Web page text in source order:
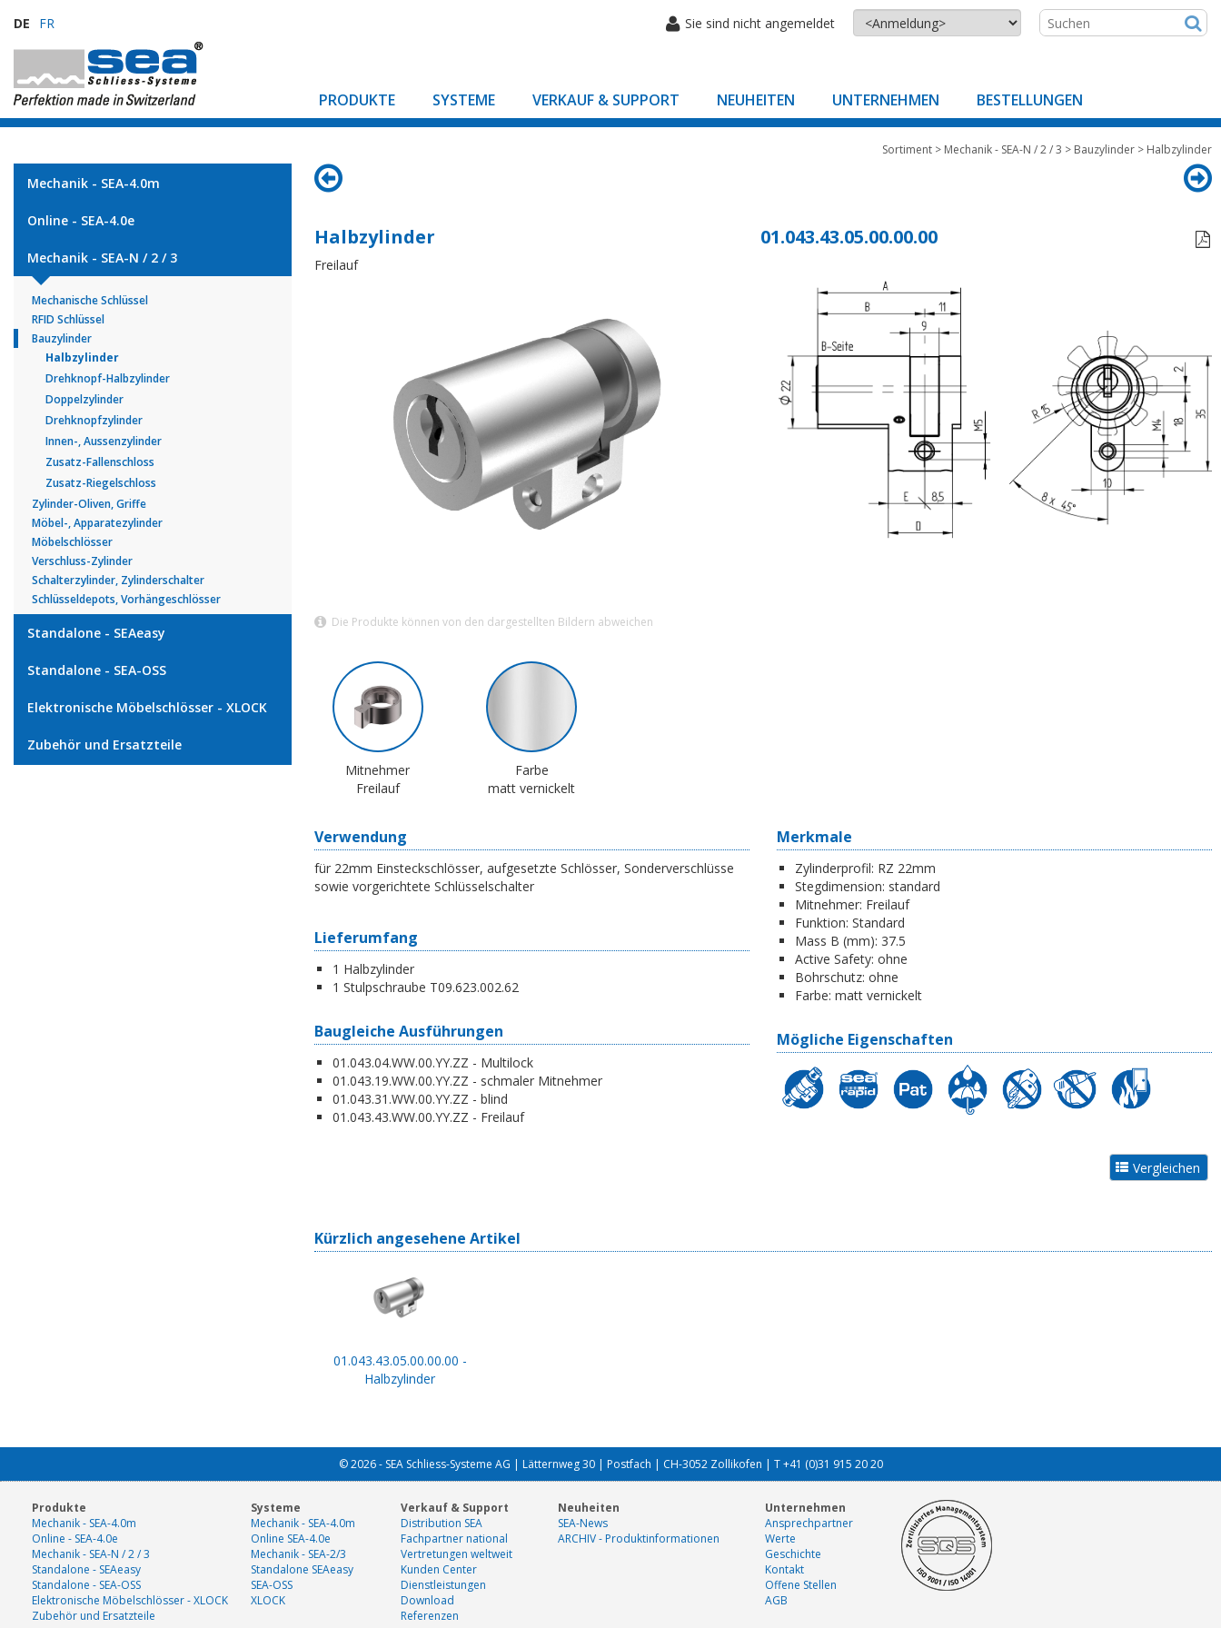
DE FR Sie sind nicht angemeldet
PRODUKTE SYSTEME VERKAUF & SUPPORT NEUHEITEN UNTERNEHMEN BESTELLUNGEN
Mechanik - SEA-4.0m
Online - SEA-4.0e
Mechanik - SEA-N / 2 / 3
Mechanische Schlüssel
RFID Schlüssel
Bauzylinder
Halbzylinder
Drehknopf-Halbzylinder
Doppelzylinder
Drehknopfzylinder
Innen-, Aussenzylinder
Zusatz-Fallenschloss
Zusatz-Riegelschloss
Zylinder-Oliven, Griffe
Möbel-, Apparatezylinder
Möbelschlösser
Verschluss-Zylinder
Schalterzylinder, Zylinderschalter
Schlüsseldepots, Vorhängeschlösser
Standalone - SEAeasy
Standalone - SEA-OSS
Elektronische Möbelschlösser - XLOCK
Zubehör und Ersatzteile
Sortiment > Mechanik - SEA-N / 2 / 3 > Bauzylinder > Halbzylinder
Halbzylinder 01.043.43.05.00.00.00

Freilauf
Die Produkte können von den dargestellten Bildern abweichen
Mitnehmer
Freilauf
Farbe
matt vernickelt
Verwendung
für 22mm Einsteckschlösser, aufgesetzte Schlösser, Sonderverschlüsse
sowie vorgerichtete Schlüsselschalter
Lieferumfang
1 Halbzylinder
1 Stulpschraube T09.623.002.62
Baugleiche Ausführungen
01.043.04.WW.00.YY.ZZ - Multilock
01.043.19.WW.00.YY.ZZ - schmaler Mitnehmer
01.043.31.WW.00.YY.ZZ - blind
01.043.43.WW.00.YY.ZZ - Freilauf
Merkmale
Zylinderprofil: RZ 22mm
Stegdimension: standard
Mitnehmer: Freilauf
Funktion: Standard
Mass B (mm): 37.5
Active Safety: ohne
Bohrschutz: ohne
Farbe: matt vernickelt
Mögliche Eigenschaften
Kürzlich angesehene Artikel
01.043.43.05.00.00.00 -
Halbzylinder
© 2026 - SEA Schliess-Systeme AG | Lätternweg 30 | Postfach | CH-3052 Zollikofen | T +41 (0)31 915 20 20
Produkte
Mechanik - SEA-4.0m
Online - SEA-4.0e
Mechanik - SEA-N / 2 / 3
Standalone - SEAeasy
Standalone - SEA-OSS
Elektronische Möbelschlösser - XLOCK
Zubehör und Ersatzteile
Systeme
Mechanik - SEA-4.0m
Online SEA-4.0e
Mechanik - SEA-2/3
Standalone SEAeasy
SEA-OSS
XLOCK
Verkauf & Support
Distribution SEA
Fachpartner national
Vertretungen weltweit
Kunden Center
Dienstleistungen
Download
Referenzen
Neuheiten
SEA-News
ARCHIV - Produktinformationen
Unternehmen
Ansprechpartner
Werte
Geschichte
Kontakt
Offene Stellen
AGB